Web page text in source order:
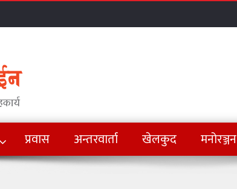
प्रवास अन्तरवार्ता खेलकुद मनोरञ्जन